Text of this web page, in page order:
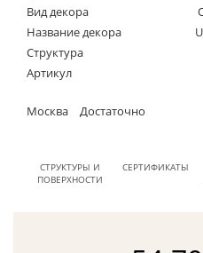
Вид декора
Название декора
Структура
Артикул
Москва Достаточно
СТРУКТУРЫ И
ПОВЕРХНОСТИ
СЕРТИФИКАТЫ